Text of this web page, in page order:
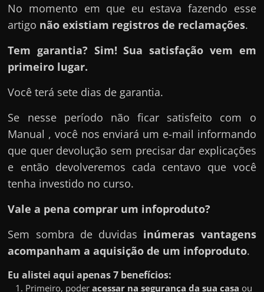
No momento em que eu estava fazendo esse
artigo não existiam registros de reclamações.
Tem garantia? Sim! Sua satisfação vem em
primeiro lugar.
Você terá sete dias de garantia.
Se nesse período não ficar satisfeito com o
Manual , você nos enviará um e-mail informando
que quer devolução sem precisar dar explicações
e então devolveremos cada centavo que você
tenha investido no curso.
Vale a pena comprar um infoproduto?
Sem sombra de duvidas inúmeras vantagens
acompanham a aquisição de um infoproduto.
Eu alistei aqui apenas 7 benefícios:
Primeiro, poderacessar na segurança da sua casa ou